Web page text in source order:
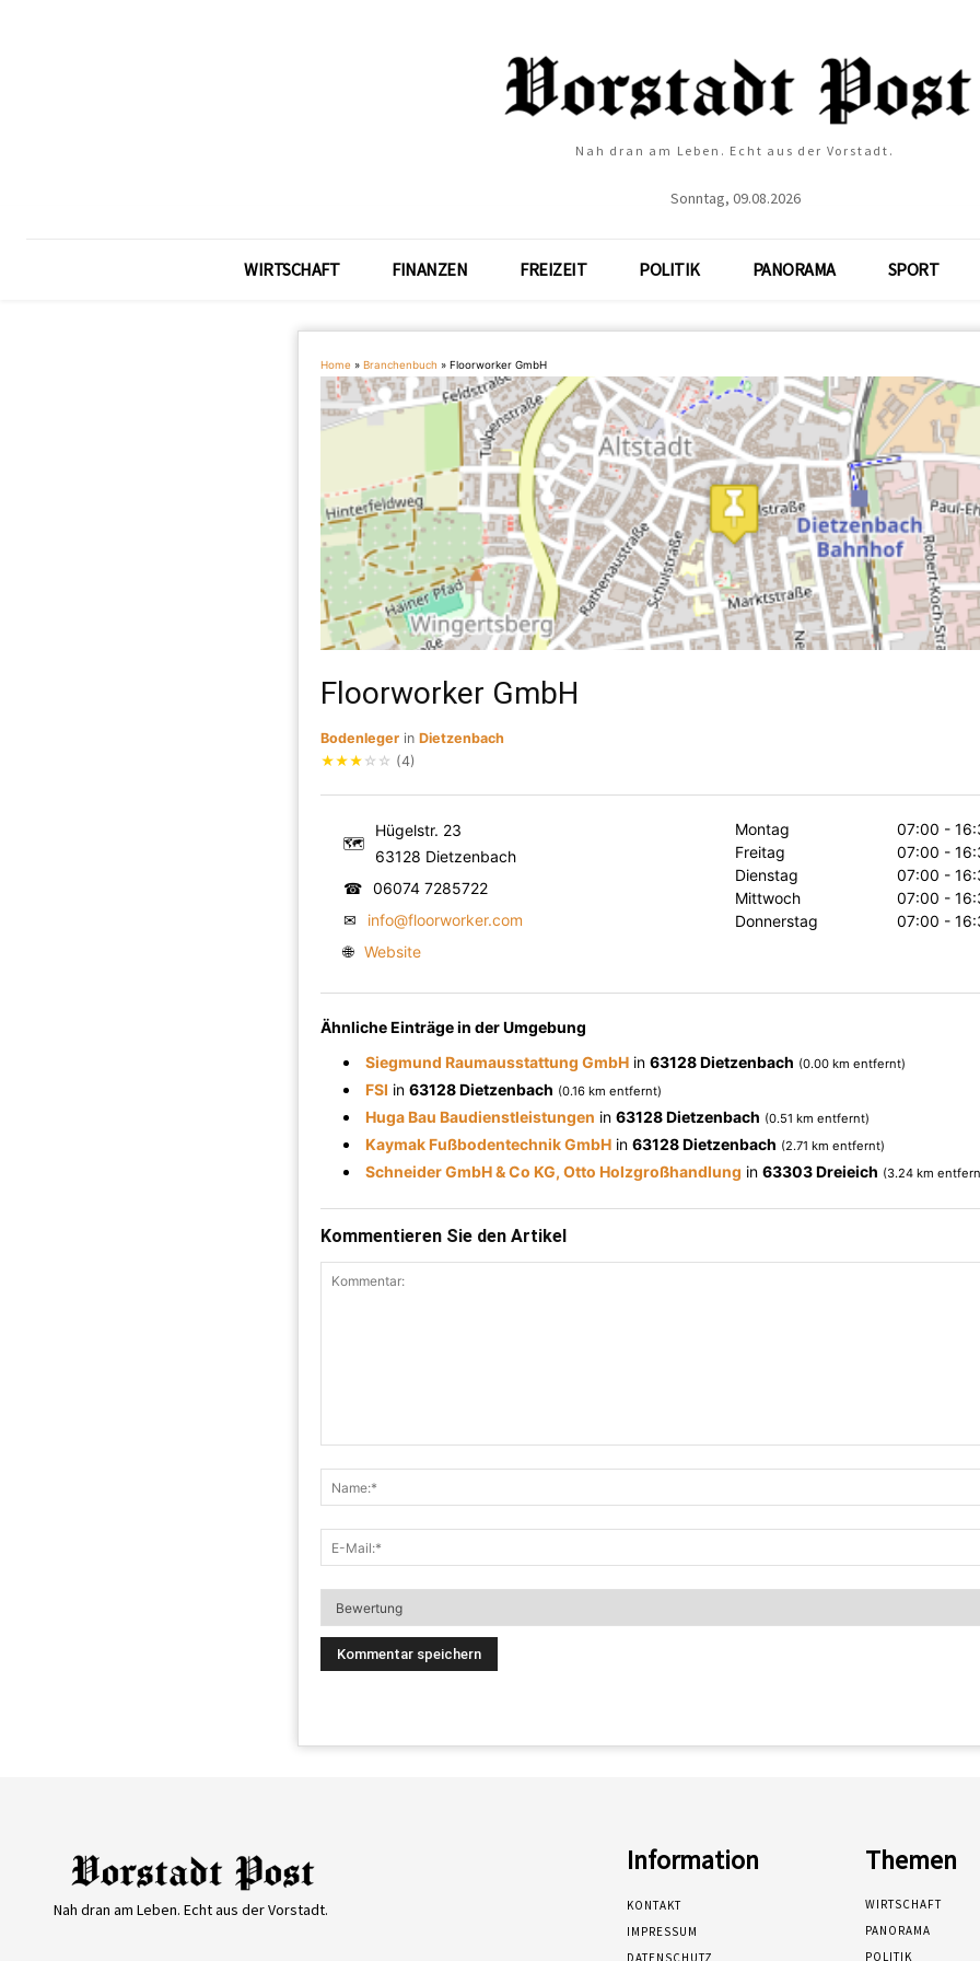
Nah dran am Leben. Echt aus der Vorstadt.
Sonntag, 09.08.2026
WIRTSCHAFT FINANZEN FREIZEIT POLITIK PANORAMA SPORT
Home » Branchenbuch » Floorworker GmbH
Floorworker GmbH
Bodenleger in Dietzenbach
★★★ ☆ ☆ (4)
🗺
Hügelstr. 23
63128 Dietzenbach
☎ 06074 7285722
✉
info@floorworker.com
🌐 Website
Montag
07:00 -
Freitag
07:00 -
Dienstag
07:00 -
Mittwoch
07:00 -
Donnerstag
07:00 -
Ähnliche Einträge in der Umgebung
Siegmund Raumausstattung GmbH in 63128 Dietzenbach (0.00 km entfernt)
FSI in 63128 Dietzenbach (0.16 km entfernt)
Huga Bau Baudienstleistungen in 63128 Dietzenbach (0.51 km entfernt)
Kaymak Fußbodentechnik GmbH in 63128 Dietzenbach (2.71 km entfernt)
Schneider GmbH & Co KG, Otto Holzgroßhandlung in 63303 Dreieich (3.24 km
Kommentieren Sie den Artikel
Nah dran am Leben. Echt aus der Vorstadt.
Information
KONTAKT
IMPRESSUM
DATENSCHUTZ
Themen
WIRTSCHAFT
PANORAMA
POLITIK